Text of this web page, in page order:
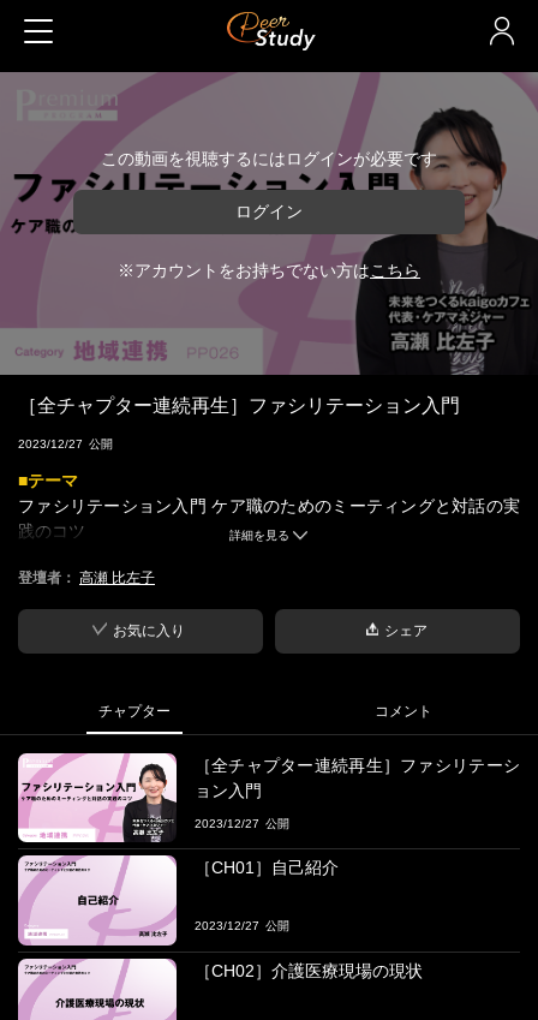
この動画を視聴するにはログインが必要です
ログイン
※アカウントをお持ちでない方はこちら
［全チャプター連続再生］ファシリテーション入門
2023/12/27
■テーマ
ファシリテーション入門 ケア職のためのミーティングと対話の実
践のコツ
■登壇者
高瀬 比左子(未来をつくるkaigoカフェ代表・ケアマネジャー・介
護福祉士・社会福祉士)
介護福祉士・社会福祉士・介護支援専門員。 大学卒業後、一般企
業へ就職。
「もっと人の役に立つ仕事がしたい」という思い が募る中、介護
の道へ。
2012年ケアマネジャーとして働きながら「未来をつくるKaigoカフ
ェ」を主宰。
「未来をつくるkaigoカフェ」 2012年に高瀬さんが始めた「カフ
ェ」の活動は口コミで広がり、介護関係者のみな らず多職種、他
業種を交えた活動には、これまで延べ3000人以上が参加。
小中高へ の出張カフェ、一般企業や専門学校でのキャリアアップ
勉強会や講演、コラボレーション企画の提案やカフェ型の対話の
場づくり、勉強会の設立支援も行っている。
詳細を見る
登壇者： 高瀬 比左子
お気に入り シェア
チャプター コメント
［全チャプター連続再生］ファシリテーシ
ョン入門
2023/12/27
［CH01］自己紹介
2023/12/27
［CH02］介護医療現場の現状